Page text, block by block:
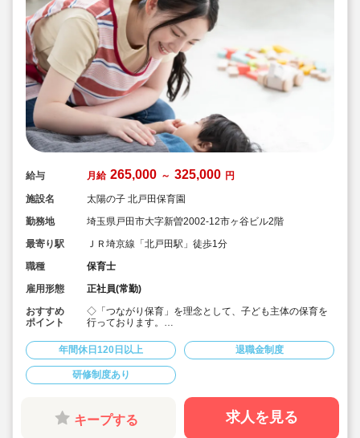
給与 月給 265,000 ～ 325,000 円
施設名
太陽の子 北戸田保育園
勤務地
埼玉県戸田市大字新曽2002-12市ヶ谷ビル2階
最寄り駅
ＪＲ埼京線「北戸田駅」徒歩1分
職種
保育士
雇用形態
正社員(常勤)
おすすめ
ポイント
◇「つながり保育」を理念として、子ども主体の保育を
行っております。
あり♪
◇残業ゼロ推進 / 持ち帰り残業禁止 / 残業代は1分単位で
支給！
◇年間休日123日から / プライベートも充実 / 12連休取得
◇多彩なキャリアアップ研修 / 年間100以上実施 / 充実し
たバックアップ！
年間休日120日以上 退職金制度
研修制度あり
キープする 求人を見る